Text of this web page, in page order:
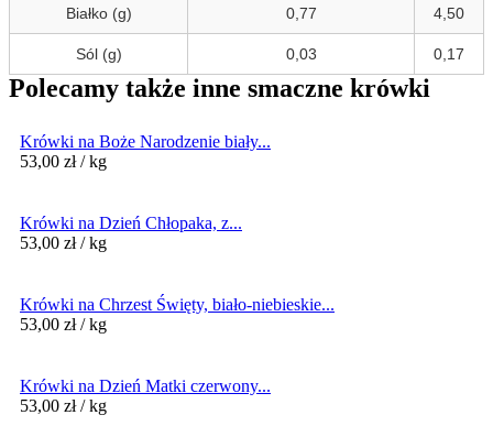
Białko (g) 0,77 4,50
Sól (g) 0,03 0,17
Polecamy także inne smaczne krówki
Krówki na Boże Narodzenie biały...
53,00 zł / kg
Krówki na Dzień Chłopaka, z...
53,00 zł / kg
Krówki na Chrzest Święty, biało-niebieskie...
53,00 zł / kg
Krówki na Dzień Matki czerwony...
53,00 zł / kg